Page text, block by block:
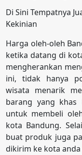
Di Sini Tempatnya
Kekinian
Harga oleh-oleh
ketika datang di
mengherankan
ini, tidak hanya
wisata menarik
barang yang khas
untuk membeli
kota Bandung.
buat produk juga
dikirim ke kota